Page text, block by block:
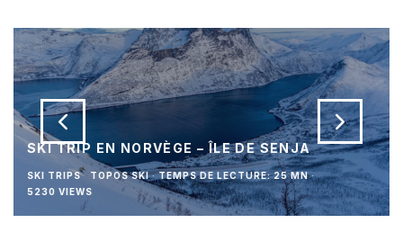
SKI TRIP EN NORVÈGE – ÎLE DE SENJA
SKI TRIPS TOPOS SKI · TEMPS DE LECTURE: 25 MN ·
5230 VIEWS